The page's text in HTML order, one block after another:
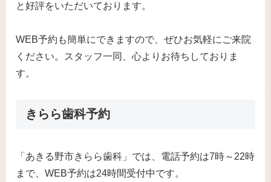
と好評をいただいております。
WEB予約も簡単にできますので、ぜひお気軽にご来院
ください。スタッフ一同、心よりお待ちしておりま
す。
きらら歯科予約
「あきる野市きらら歯科」では、電話予約は7時～22時
まで、WEB予約は24時間受付中です。